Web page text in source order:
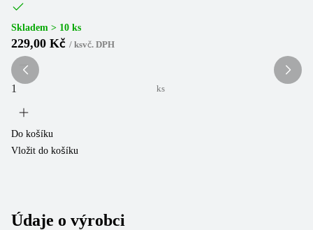
Skladem > 10 ks
229,00 Kč / ksvč. DPH
ks
Do košíku
Vložit do košíku
Údaje o výrobci